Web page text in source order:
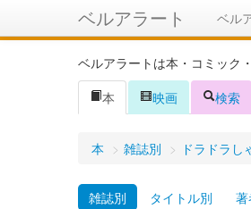
ベルアラート ベル
ベルアラートは本・コミック
本
映画 検索
本 > 雑誌別 > ドラドラし
雑誌別 タイトル別